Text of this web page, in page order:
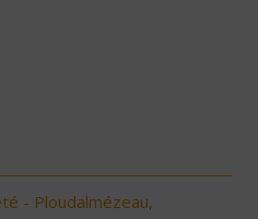
- Ploudalmézeau,